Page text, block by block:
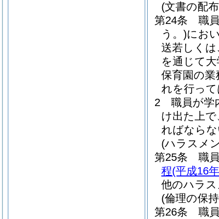
(文書の配
第24条
職
う。)にお
送若しく
を通じて
保育園の
れを行っ
2
職員が学
け出た上
ればなら
(ハラスメ
第25条
職
程(平成16
他のハラ
(倫理の保
第26条
職